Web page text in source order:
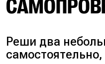
Реши два